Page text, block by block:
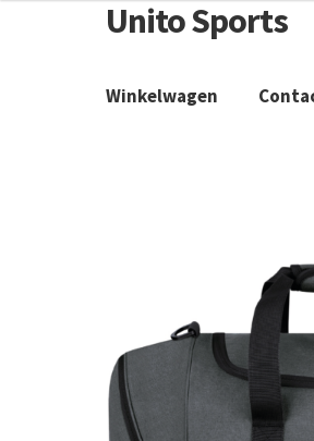
Unito Sports
Winkelwagen